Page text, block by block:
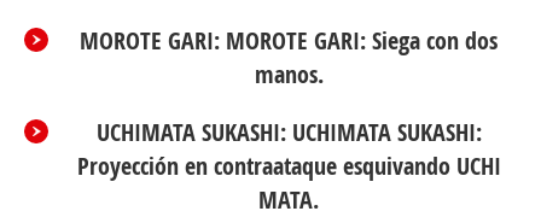
MOROTE GARI: MOROTE GARI: Siega con dos
manos.
UCHIMATA SUKASHI: UCHIMATA SUKASHI:
Proyección en contraataque esquivando UCHI
MATA.